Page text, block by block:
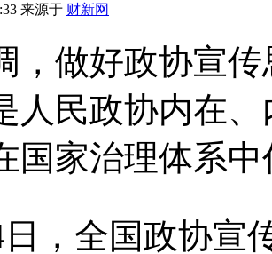
来源于 财新网
，做好政协宣
人民政协内在
国家治理体系
日，全国政协宣